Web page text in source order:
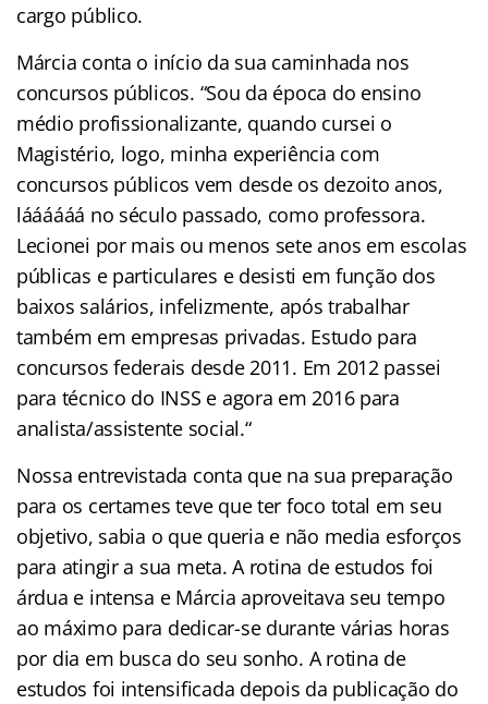
cargo público.
Márcia conta o início da sua caminhada nos
concursos públicos. “Sou da época do ensino
médio profissionalizante, quando cursei o
Magistério, logo, minha experiência com
concursos públicos vem desde os dezoito anos,
láááááá no século passado, como professora.
Lecionei por mais ou menos sete anos em escolas
públicas e particulares e desisti em função dos
baixos salários, infelizmente, após trabalhar
também em empresas privadas. Estudo para
concursos federais desde 2011. Em 2012 passei
para técnico do INSS e agora em 2016 para
analista/assistente social.“
Nossa entrevistada conta que na sua preparação
para os certames teve que ter foco total em seu
objetivo, sabia o que queria e não media esforços
para atingir a sua meta. A rotina de estudos foi
árdua e intensa e Márcia aproveitava seu tempo
ao máximo para dedicar-se durante várias horas
por dia em busca do seu sonho. A rotina de
estudos foi intensificada depois da publicação do